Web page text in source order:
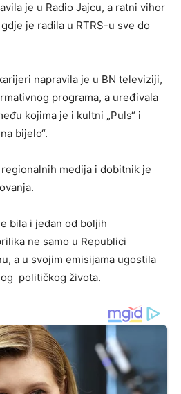
je u Radio Jajcu, a ratni vihor
je radila u RTRS-u sve do
napravila je u BN televiziji,
programa, a uređivala
kojima je i kultni „Puls“ i
bijelo“.
medija i dobitnik je
bila i jedan od boljih
ne samo u Republici
a u svojim emisijama ugostila
političkog života.